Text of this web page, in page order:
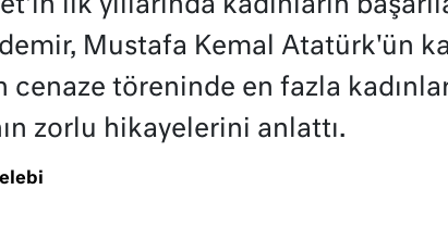
ilk yıllarında kadınların
Mustafa Kemal Atatürk'ün
töreninde en fazla
zorlu hikayelerini anlattı.